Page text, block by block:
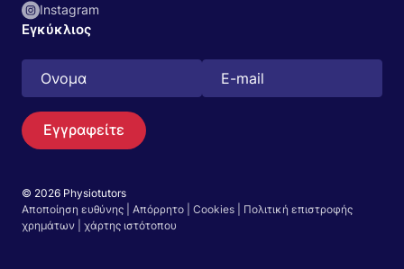
Αναζήτηση
Instagram
Εγκύκλιος
Εγγραφείτε
© 2026 Physiotutors
Αποποίηση ευθύνης
Απόρρητο Cookies
Πολιτική επιστροφής
χρημάτων
χάρτης ιστότοπου